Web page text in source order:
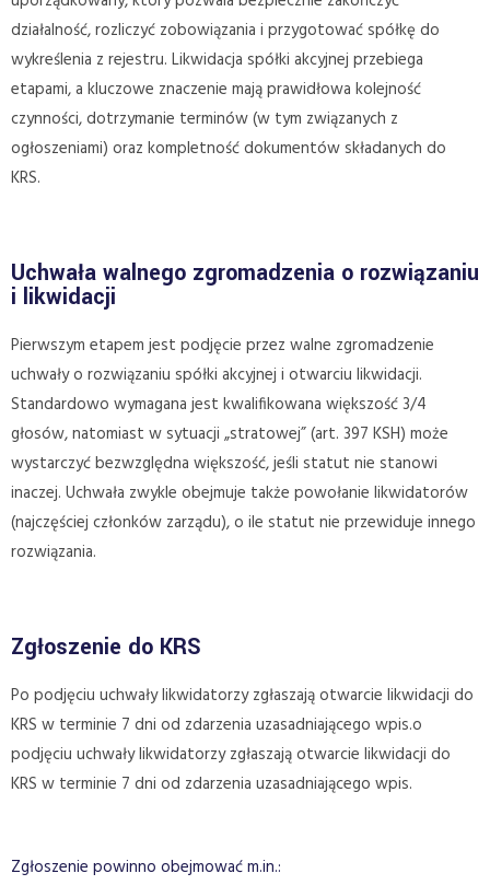
działalność, rozliczyć zobowiązania i przygotować spółkę do
wykreślenia z rejestru. Likwidacja spółki akcyjnej przebiega
etapami, a kluczowe znaczenie mają prawidłowa kolejność
czynności, dotrzymanie terminów (w tym związanych z
ogłoszeniami) oraz kompletność dokumentów składanych do
KRS.
Uchwała walnego zgromadzenia o rozwiązaniu
i likwidacji
Pierwszym etapem jest podjęcie przez walne zgromadzenie
uchwały o rozwiązaniu spółki akcyjnej i otwarciu likwidacji.
Standardowo wymagana jest kwalifikowana większość 3/4
głosów, natomiast w sytuacji „stratowej” (art. 397 KSH) może
wystarczyć bezwzględna większość, jeśli statut nie stanowi
inaczej. Uchwała zwykle obejmuje także powołanie likwidatorów
(najczęściej członków zarządu), o ile statut nie przewiduje innego
rozwiązania.
Zgłoszenie do KRS
Po podjęciu uchwały likwidatorzy zgłaszają otwarcie likwidacji do
KRS w terminie 7 dni od zdarzenia uzasadniającego wpis.o
podjęciu uchwały likwidatorzy zgłaszają otwarcie likwidacji do
KRS w terminie 7 dni od zdarzenia uzasadniającego wpis.
Zgłoszenie powinno obejmować m.in.: